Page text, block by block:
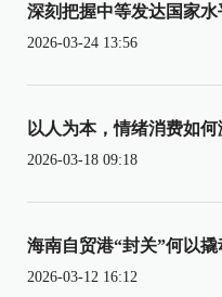
深刻把握中等发达国家
2026-03-24 13:56
以人为本，情绪消费如
2026-03-18 09:18
海南自贸港“封关”何以
2026-03-12 16:12